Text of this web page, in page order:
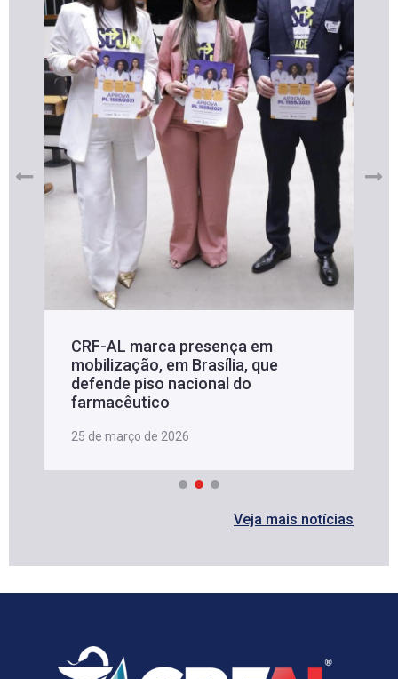
CRF-AL marca presença em
mobilização, em Brasília, que
defende piso nacional do
farmacêutico
25 de março de 2026
Veja mais notícias